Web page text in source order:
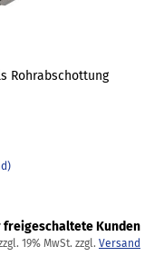
Rohrabschottung
Kunden
19% MwSt. zzgl. Versand